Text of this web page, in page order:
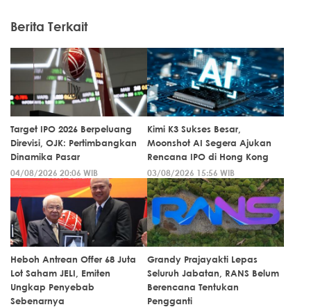
Berita Terkait
Target IPO 2026 Berpeluang
Direvisi, OJK: Pertimbangkan
Dinamika Pasar
04/08/2026 20:06 WIB
Kimi K3 Sukses Besar,
Moonshot AI Segera Ajukan
Rencana IPO di Hong Kong
03/08/2026 15:56 WIB
Heboh Antrean Offer 68 Juta
Lot Saham JELI, Emiten
Ungkap Penyebab
Sebenarnya
Grandy Prajayakti Lepas
Seluruh Jabatan, RANS Belum
Berencana Tentukan
Pengganti